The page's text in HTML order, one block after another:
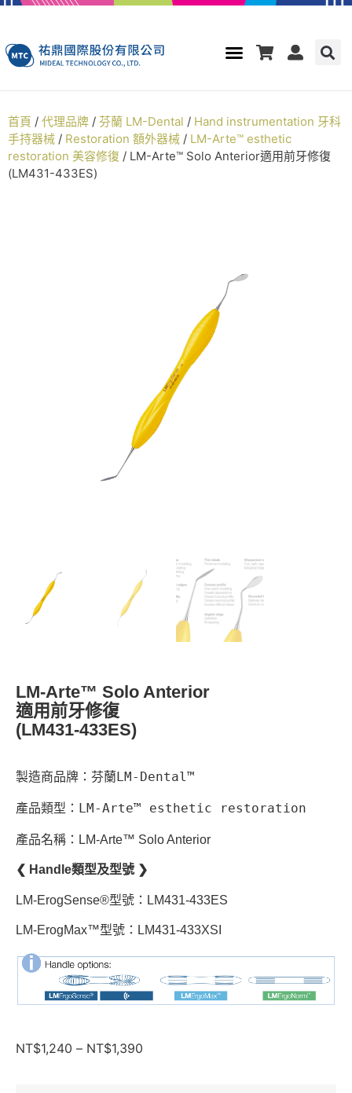
首頁 / 代理品牌 / 芬蘭 LM-Dental / Hand instrumentation 牙科
手持器械 / Restoration 額外器械 / LM-Arte™ esthetic
restoration 美容修復 / LM-Arte™ Solo Anterior適用前牙修復
(LM431-433ES)
LM-Arte™ Solo Anterior
適用前牙修復
(LM431-433ES)
製造商品牌：芬蘭LM-Dental™
產品類型：LM-Arte™ esthetic restoration
產品名稱：LM-Arte™ Solo Anterior
❮ Handle類型及型號 ❯
LM-ErogSense®型號：LM431-433ES
LM-ErogMax™型號：LM431-433XSI
NT$1,240 – NT$1,390